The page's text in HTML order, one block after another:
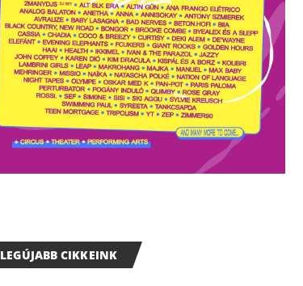
LEGÚJABB CIKKEINK